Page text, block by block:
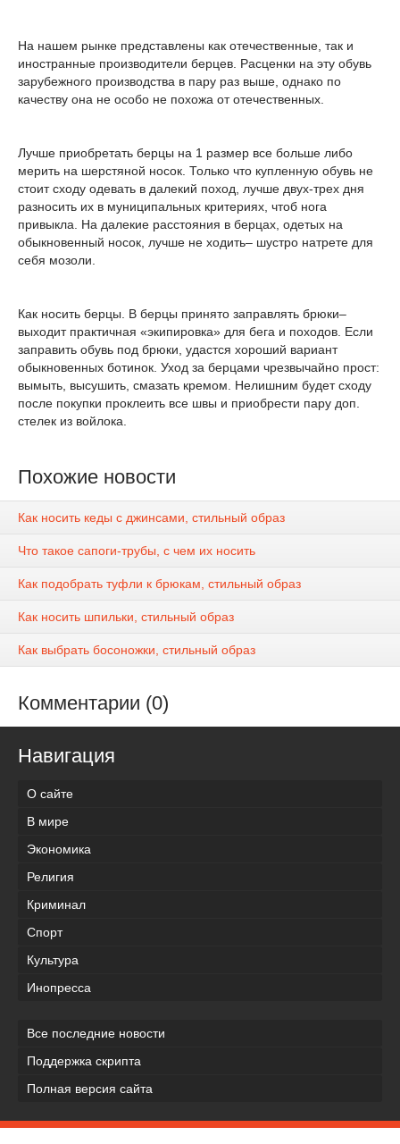
На нашем рынке представлены как отечественные, так и
иностранные производители берцев. Расценки на эту обувь
зарубежного производства в пару раз выше, однако по
качеству она не особо не похожа от отечественных.
Лучше приобретать берцы на 1 размер все больше либо
мерить на шерстяной носок. Только что купленную обувь не
стоит сходу одевать в далекий поход, лучше двух-трех дня
разносить их в муниципальных критериях, чтоб нога
привыкла. На далекие расстояния в берцах, одетых на
обыкновенный носок, лучше не ходить– шустро натрете для
себя мозоли.
Как носить берцы. В берцы принято заправлять брюки–
выходит практичная «экипировка» для бега и походов. Если
заправить обувь под брюки, удастся хороший вариант
обыкновенных ботинок. Уход за берцами чрезвычайно прост:
вымыть, высушить, смазать кремом. Нелишним будет сходу
после покупки проклеить все швы и приобрести пару доп.
стелек из войлока.
Похожие новости
Как носить кеды с джинсами, стильный образ
Что такое сапоги-трубы, с чем их носить
Как подобрать туфли к брюкам, стильный образ
Как носить шпильки, стильный образ
Как выбрать босоножки, стильный образ
Комментарии (0)
Навигация
О сайте
В мире
Экономика
Религия
Криминал
Спорт
Культура
Инопресса
Все последние новости
Поддержка скрипта
Полная версия сайта